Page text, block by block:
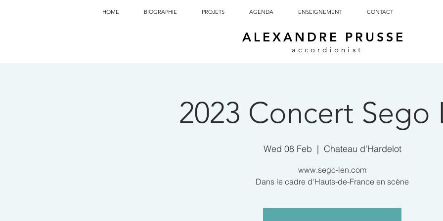
HOME BIOGRAPHIE PROJETS AGENDA ENSEIGNEMENT CONTACT
ALEXANDRE PRUSSE
accordionist
2023 Concert Sego
Wed 08 Feb
  |
Chateau d'Hardelot
www.sego-len.com
Dans le cadre d'Hauts-de-France en scène